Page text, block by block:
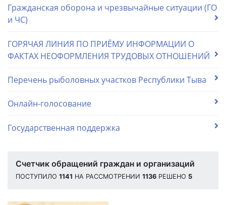
Гражданская оборона и чрезвычайные ситуации (ГО
и ЧС)
ГОРЯЧАЯ ЛИНИЯ ПО ПРИЁМУ ИНФОРМАЦИИ О
ФАКТАХ НЕОФОРМЛЕНИЯ ТРУДОВЫХ ОТНОШЕНИЙ
Перечень рыболовных участков Республики Тыва
Онлайн-голосование
Государственная поддержка
Счетчик обращений граждан и организаций
ПОСТУПИЛО 1141 НА РАССМОТРЕНИИ 1136 РЕШЕНО 5